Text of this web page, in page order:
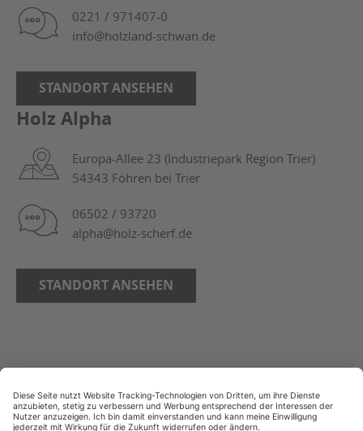
0221 / 971407-0
info@holzland-schwan.de
STANDORT ANSEHEN
Holz Alpha
Europa-Allee 23 (Industriepark Region Trier)
54343 Föhren bei Trier
06502 / 93720
alpha@holz-scherf.de
STANDORT ANSEHEN